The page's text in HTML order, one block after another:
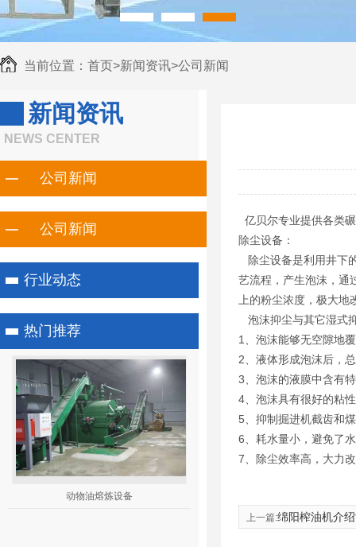
1 2
当前位置： 首页>新闻资讯>公司新闻
新闻资讯
NEWS CENTER
公司新闻
公司新闻
行业动态
热门推荐
动物油熔炼设备
亿贝尔专业提供各类
除尘设备：
除尘设备是利用井下
艺流程，产生泡沫，通
上的粉尘浓度，极大
泡沫抑尘与其它湿式
1、泡沫能够无空隙地
2、液体形成泡沫后，
3、泡沫的液膜中含有
4、泡沫具有很好的粘
5、抑制掘进机截齿和
6、耗水量小，避免了
7、除尘效率高，大力
上一篇:绵阳榨油机介